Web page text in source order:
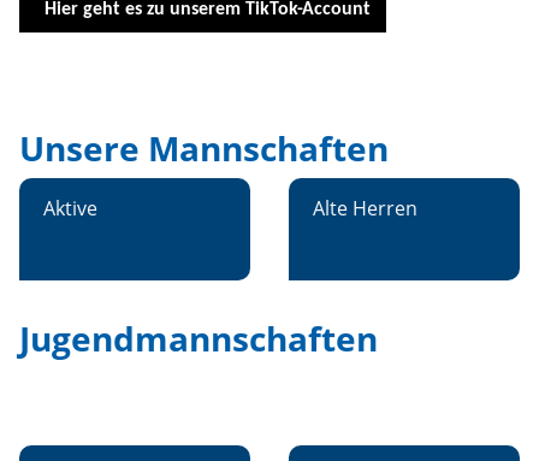
Hier geht es zu unserem TikTok-Account
Unsere Mannschaften
Aktive Alte Herren
Jugendmannschaften